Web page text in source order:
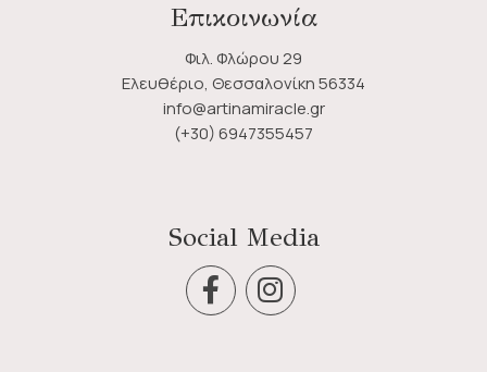
Επικοινωνία
Φιλ. Φλώρου 29
Ελευθέριο, Θεσσαλονίκη 56334
info@artinamiracle.gr
(+30) 6947355457
Social Media